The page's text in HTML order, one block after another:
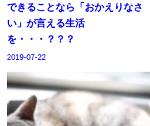
できることなら「おかえりなさ
い」が言える生活
を・・・？？？
2019-07-22